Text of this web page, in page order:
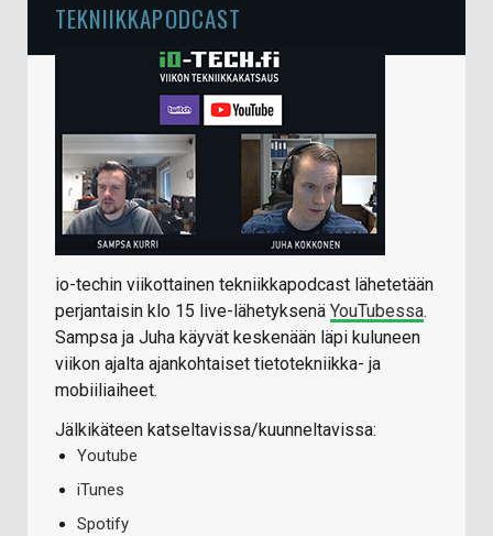
TEKNIIKKAPODCAST
io-techin viikottainen tekniikkapodcast lähetetään
perjantaisin klo 15 live-lähetyksenä YouTubessa.
Sampsa ja Juha käyvät keskenään läpi kuluneen
viikon ajalta ajankohtaiset tietotekniikka- ja
mobiiliaiheet.
Jälkikäteen katseltavissa/kuunneltavissa:
Youtube
iTunes
Spotify